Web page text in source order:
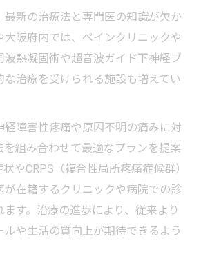
最新の治療法と専門医の知識が欠か
阪府内では、ペインクリニックや
波熱凝固術や超音波ガイド下神経ブ
な治療を受けられる施設も増えてい
経障害性疼痛や原因不明の痛みに対
を組み合わせて最適なプランを提案
やCRPS（複合性局所疼痛症候群）
が在籍するクリニックや病院での診
ます。治療の進歩により、従来より
ルや生活の質向上が期待できるよう